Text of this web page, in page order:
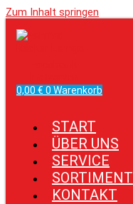
Zum Inhalt springen
0,00 € 0 Warenkorb
START
ÜBER UNS
SERVICE
SORTIMENT
KONTAKT